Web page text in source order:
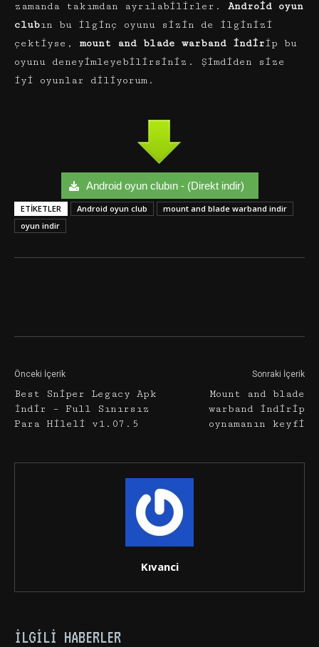
zamanda takımdan ayrılabilirler.
Android oyun
clubın bu ilginç oyunu sizin de ilginizi
çektiyse, mount and blade warband indirip bu
oyunu deneyimleyebilirsiniz. Şimdiden size
iyi oyunlar diliyorum.
Android oyun clubın - (Direkt indir)
ETIKETLER Android oyun club
mount and blade warband indir
oyun indir
Önceki İçerik
Best Sniper Legacy Apk
İndir – Full Sınırsız
Para Hileli v1.07.5
Sonraki İçerik
Mount and blade
warband indirip
oynamanın keyfi
Kıvanci
İLGILI HABERLER